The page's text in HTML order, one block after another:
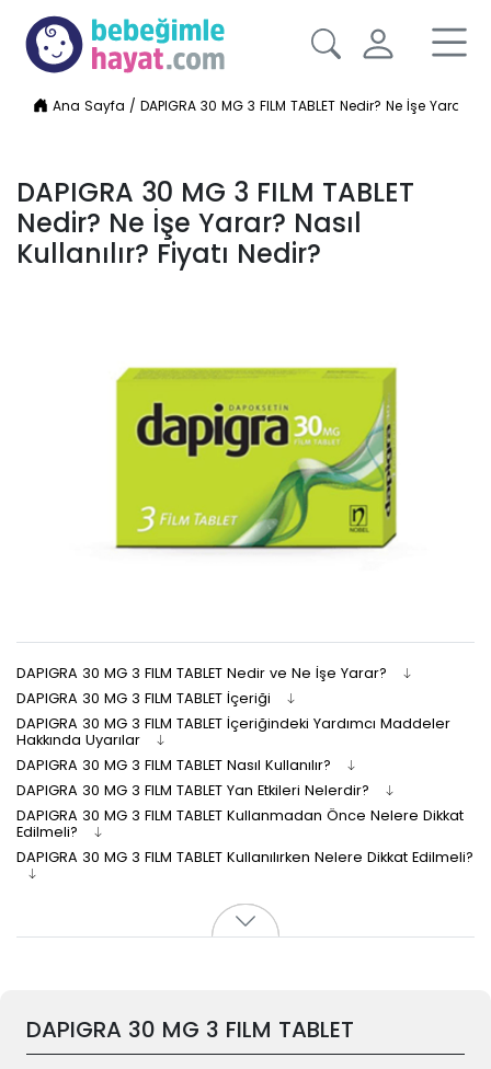
Ana Sayfa /DAPIGRA 30 MG 3 FILM TABLET Nedir? Ne İşe Yarar?
DAPIGRA 30 MG 3 FILM TABLET
Nedir? Ne İşe Yarar? Nasıl
Kullanılır? Fiyatı Nedir?
DAPIGRA 30 MG 3 FILM TABLET Nedir ve Ne İşe Yarar?
DAPIGRA 30 MG 3 FILM TABLET İçeriği
DAPIGRA 30 MG 3 FILM TABLET İçeriğindeki Yardımcı Maddeler
Hakkında Uyarılar
DAPIGRA 30 MG 3 FILM TABLET Nasıl Kullanılır?
DAPIGRA 30 MG 3 FILM TABLET Yan Etkileri Nelerdir?
DAPIGRA 30 MG 3 FILM TABLET Kullanmadan Önce Nelere Dikkat
Edilmeli?
DAPIGRA 30 MG 3 FILM TABLET Kullanılırken Nelere Dikkat Edilmeli?
DAPIGRA 30 MG 3 FILM TABLET